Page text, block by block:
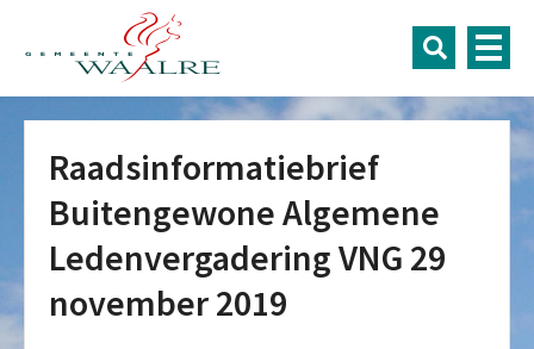
Raadsinformatiebrief
Buitengewone Algemene
Ledenvergadering VNG 29
november 2019